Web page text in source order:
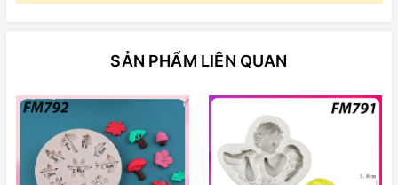
SẢN PHẨM LIÊN QUAN